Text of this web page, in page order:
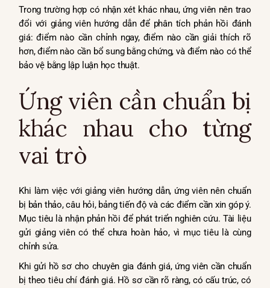
Trong trường hợp có nhận xét khác nhau, ứng viên nên trao
đổi với giảng viên hướng dẫn để phân tích phản hồi đánh
giá: điểm nào cần chỉnh ngay, điểm nào cần giải thích rõ
hơn, điểm nào cần bổ sung bằng chứng, và điểm nào có thể
bảo vệ bằng lập luận học thuật.
Ứng viên cần chuẩn bị
khác nhau cho từng
vai trò
Khi làm việc với giảng viên hướng dẫn, ứng viên nên chuẩn
bị bản thảo, câu hỏi, bảng tiến độ và các điểm cần xin góp ý.
Mục tiêu là nhận phản hồi để phát triển nghiên cứu. Tài liệu
gửi giảng viên có thể chưa hoàn hảo, vì mục tiêu là cùng
chỉnh sửa.
Khi gửi hồ sơ cho chuyên gia đánh giá, ứng viên cần chuẩn
bị theo tiêu chí đánh giá. Hồ sơ cần rõ ràng, có cấu trúc, có